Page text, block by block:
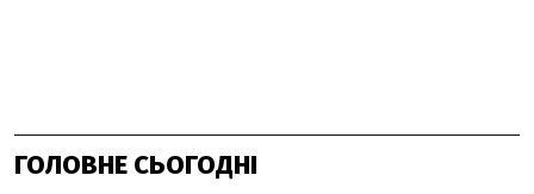
ГОЛОВНЕ СЬОГОДНІ